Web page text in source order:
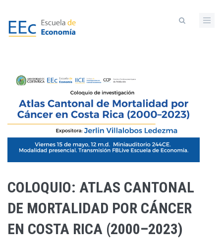
contenido
COLOQUIO: ATLAS CANTONAL
DE MORTALIDAD POR CÁNCER
EN COSTA RICA (2000–2023)